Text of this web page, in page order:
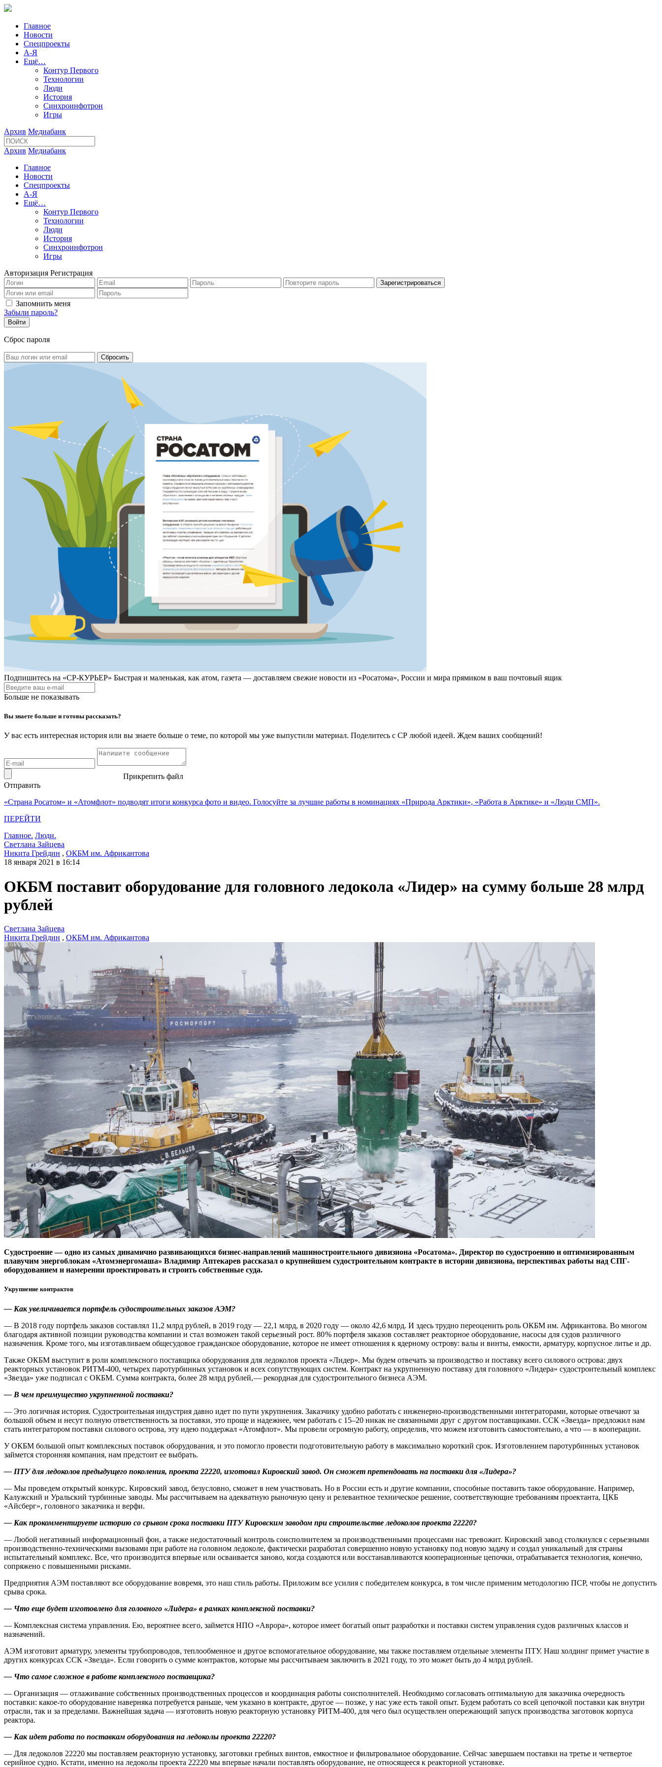
Главное
Новости
Спецпроекты
А-Я
Ещё…
Контур Первого
Технологии
Люди
История
Синхроинфотрон
Игры
Архив Медиабанк
Архив Медиабанк
Главное
Новости
Спецпроекты
А-Я
Ещё…
Контур Первого
Технологии
Люди
История
Синхроинфотрон
Игры
Авторизация Регистрация
Запомнить меня
Забыли пароль?
Сброс пароля
Подпишитесь на «СР-КУРЬЕР» Быстрая и маленькая, как атом, газета — доставляем свежие новости из «Росатома», России и мира прямиком в ваш почтовый ящик
Больше не показывать
Вы знаете больше и готовы рассказать?
У вас есть интересная история или вы знаете больше о теме, по которой мы уже выпустили материал. Поделитесь с СР любой идеей. Ждем ваших сообщений!
Прикрепить файл
Отправить
«Страна Росатом» и «Атомфлот» подводят итоги конкурса фото и видео. Голосуйте за лучшие работы в номинациях «Природа Арктики», «Работа в Арктике» и «Люди СМП».
ПЕРЕЙТИ
Главное. Люди.
Светлана Зайцева
Никита Грейдин , ОКБМ им. Африкантова
18 января 2021 в 16:14
ОКБМ поставит оборудование для головного ледокола «Лидер» на сумму больше 28 млрд
рублей
Светлана Зайцева
Никита Грейдин , ОКБМ им. Африкантова
Судостроение — ​одно из самых динамично развивающихся бизнес-направлений машиностроительного дивизиона «Росатома». Директор по судостроению и оптимизированным
плавучим энергоблокам «Атомэнергомаша» Владимир Аптекарев рассказал о крупнейшем судостроительном контракте в истории дивизиона, перспективах работы над СПГ-
оборудованием и намерении проектировать и строить собственные суда.
Укрупнение контрактов
— Как увеличивается портфель судостроительных заказов АЭМ?
— В 2018 году портфель заказов составлял 11,2 млрд рублей, в 2019 году — ​22,1 млрд, в 2020 году — ​около 42,6 млрд. И здесь трудно переоценить роль ОКБМ им. Африкантова. Во многом
благодаря активной позиции руководства компании и стал возможен такой серьезный рост. 80 % портфеля заказов составляет реакторное оборудование, насосы для судов различного
назначения. Кроме того, мы изготавливаем общесудовое гражданское оборудование, которое не имеет отношения к ядерному острову: валы и винты, емкости, арматуру, корпусное литье и др.
Также ОКБМ выступит в роли комплексного поставщика оборудования для ледоколов проекта «Лидер». Мы будем отвечать за производство и поставку всего силового острова: двух
реакторных установок РИТМ‑400, четырех паротурбинных установок и всех сопутствующих систем. Контракт на укрупненную поставку для головного «Лидера» судостроительный комплекс
«Звезда» уже подписал с ОКБМ. Сумма контракта, более 28 млрд рублей, — ​рекордная для судостроительного бизнеса АЭМ.
— В чем преимущество укрупненной поставки?
— Это логичная история. Судостроительная индустрия давно идет по пути укрупнения. Заказчику удобно работать с инженерно-производственными интеграторами, которые отвечают за
большой объем и несут полную ответственность за поставки, это проще и надежнее, чем работать с 15–20 никак не связанными друг с другом поставщиками. ССК «Звезда» предложил нам
стать интегратором поставки силового острова, эту идею поддержал «Атомфлот». Мы провели огромную работу, определив, что можем изготовить самостоятельно, а что — ​в кооперации.
У ОКБМ большой опыт комплексных поставок оборудования, и это помогло провести подготовительную работу в максимально короткий срок. Изготовлением паротурбинных установок
займется сторонняя компания, нам предстоит ее выбрать.
— ПТУ для ледоколов предыдущего поколения, проекта 22220, изготовил Кировский завод. Он сможет претендовать на поставки для «Лидера»?
— Мы проведем открытый конкурс. Кировский завод, безусловно, сможет в нем участвовать. Но в России есть и другие компании, способные поставить такое оборудование. Например,
Калужский и Уральский турбинные заводы. Мы рассчитываем на адекватную рыночную цену и релевантное техническое решение, соответствующие требованиям проектанта, ЦКБ
«Айсберг», головного заказчика и верфи.
— Как прокомментируете историю со срывом срока поставки ПТУ Кировским заводом при строительстве ледоколов проекта 22220?
— Любой негативный информационный фон, а также недостаточный контроль соисполнителем за производственными процессами нас тревожит. Кировский завод столкнулся с серьезными
производственно-техническими вызовами при работе на головном ледоколе, фактически разработал совершенно новую установку под новую задачу и создал уникальный для страны
испытательный комплекс. Все, что производится впервые или осваивается заново, когда создаются или восстанавливаются кооперационные цепочки, отрабатывается технология, конечно,
сопряжено с повышенными рисками.
Предприятия АЭМ поставляют все оборудование вовремя, это наш стиль работы. Приложим все усилия с победителем конкурса, в том числе применим методологию ПСР, чтобы не допустить
срыва срока.
— Что еще будет изготовлено для головного «Лидера» в рамках комплексной поставки?
— Комплексная система управления. Ею, вероятнее всего, займется НПО «Аврора», которое имеет богатый опыт разработки и поставки систем управления судов различных классов и
назначений.
АЭМ изготовит арматуру, элементы трубопроводов, теплообменное и другое вспомогательное оборудование, мы также поставляем отдельные элементы ПТУ. Наш холдинг примет участие в
других конкурсах ССК «Звезда». Если говорить о сумме контрактов, которые мы рассчитываем заключить в 2021 году, то это может быть до 4 млрд рублей.
— Что самое сложное в работе комплексного поставщика?
— Организация — ​отлаживание собственных производственных процессов и координация работы соисполнителей. Необходимо согласовать оптимальную для заказчика очередность
поставки: какое-то оборудование наверняка потребуется раньше, чем указано в контракте, другое — ​позже, у нас уже есть такой опыт. Будем работать со всей цепочкой поставки как внутри
отрасли, так и за пределами. Важнейшая задача — ​изготовить новую реакторную установку РИТМ‑400, для чего был осуществлен опережающий запуск производства заготовок корпуса
реактора.
— Как идет работа по поставкам оборудования на ледоколы проекта 22220?
— Для ледоколов 22220 мы поставляем реакторную установку, заготовки гребных винтов, емкостное и фильтровальное оборудование. Сейчас завершаем поставки на третье и четвертое
серийное судно. Кстати, именно на ледоколы проекта 22220 мы впервые начали поставлять оборудование, не относящееся к реакторной установке.